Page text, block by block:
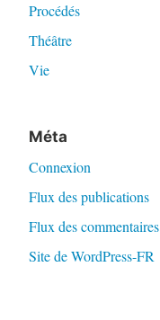
Procédés
Théâtre
Vie
Méta
Connexion
Flux des publications
Flux des commentaires
Site de WordPress-FR